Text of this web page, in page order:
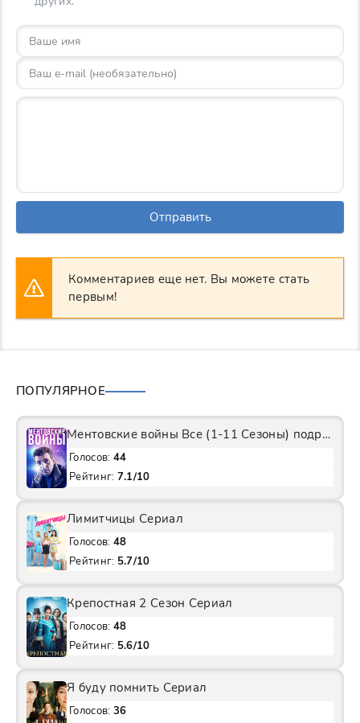
Отправить
Комментариев еще нет. Вы можете стать
первым!
ПОПУЛЯРНОЕ
Ментовские войны Все (1-11 Сезоны) подряд Сериал
Голосов: 44
Рейтинг: 7.1/10
Лимитчицы Сериал
Голосов: 48
Рейтинг: 5.7/10
Крепостная 2 Сезон Сериал
Голосов: 48
Рейтинг: 5.6/10
Я буду помнить Сериал
Голосов: 36